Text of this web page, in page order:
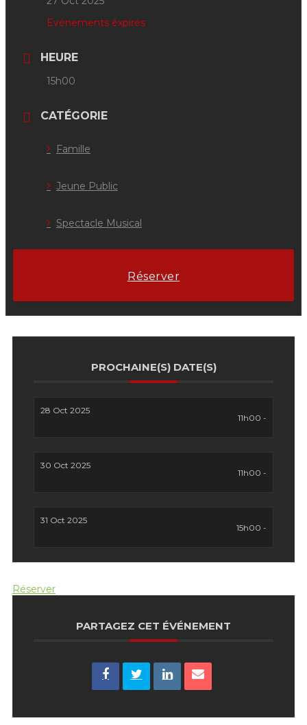
Evénements éxpirés
HEURE
15h00
CATÉGORIE
Famille
Jeune Public
Spectacle Musical
Réserver
PROCHAINE(S) DATE(S)
28 Oct 2025
11h00 -
30 Oct 2025
11h00 -
31 Oct 2025
15h00 -
Réserver
PARTAGEZ CET ÉVÉNEMENT